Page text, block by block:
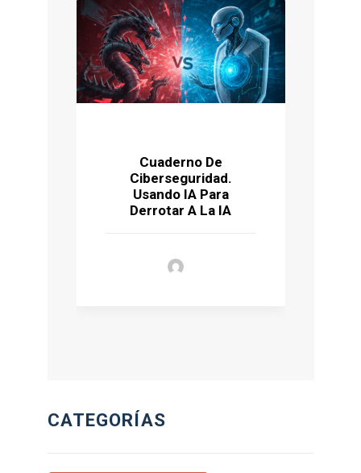
Cuaderno De
Ciberseguridad.
Usando IA Para
Derrotar A La IA
CATEGORÍAS